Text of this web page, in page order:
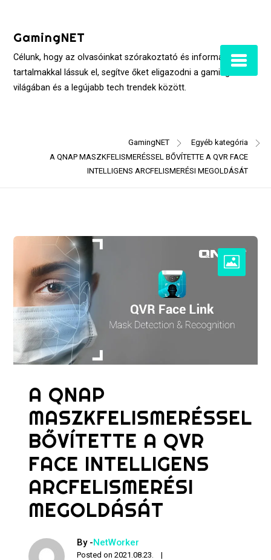
contentGamingNET
Célunk, hogy az olvasóinkat szórakoztató és informatív
tartalmakkal lássuk el, segítve őket eligazodni a gaming
világában és a legújabb tech trendek között.
GamingNET
Egyéb kategória
A QNAP MASZKFELISMERÉSSEL BŐVÍTETTE A QVR FACE
INTELLIGENS ARCFELISMERÉSI MEGOLDÁSÁT
A QNAP
MASZKFELISMERÉSSEL
BŐVÍTETTE A QVR
FACE INTELLIGENS
ARCFELISMERÉSI
MEGOLDÁSÁT
By -NetWorker
Posted on2021.08.23.